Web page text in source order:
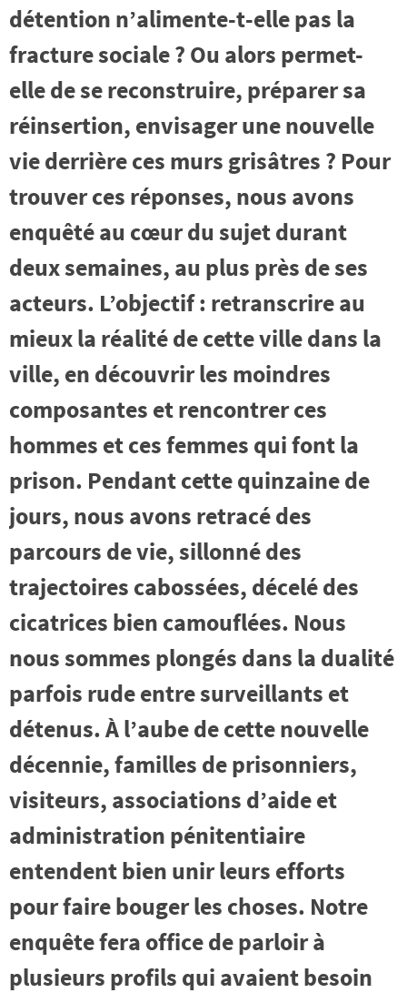
détention n’alimente-t-elle pas la
fracture sociale ? Ou alors permet-
elle de se reconstruire, préparer sa
réinsertion, envisager une nouvelle
vie derrière ces murs grisâtres ? Pour
trouver ces réponses, nous avons
enquêté au cœur du sujet durant
deux semaines, au plus près de ses
acteurs. L’objectif : retranscrire au
mieux la réalité de cette ville dans la
ville, en découvrir les moindres
composantes et rencontrer ces
hommes et ces femmes qui font la
prison. Pendant cette quinzaine de
jours, nous avons retracé des
parcours de vie, sillonné des
trajectoires cabossées, décelé des
cicatrices bien camouflées. Nous
nous sommes plongés dans la dualité
parfois rude entre surveillants et
détenus. À l’aube de cette nouvelle
décennie, familles de prisonniers,
visiteurs, associations d’aide et
administration pénitentiaire
entendent bien unir leurs efforts
pour faire bouger les choses. Notre
enquête fera office de parloir à
plusieurs profils qui avaient besoin